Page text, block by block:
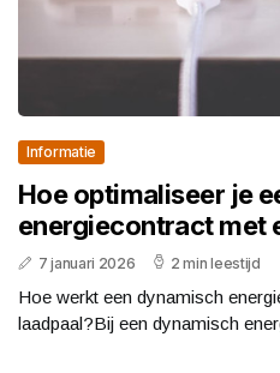
Informatie
Hoe optimaliseer je
energiecontract met
7 januari 2026 2 min leestijd
Hoe werkt een dynamisch
laadpaal?Bij een dynamisch